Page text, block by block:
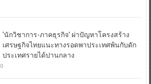
‘นักวิชาการ-ภาคธุรกิจ’ ผ่าปัญหาโครงสร้าง
เศรษฐกิจไทยแนะทางรอดพาประเทศพ้นกับดัก
ประเทศรายได้ปานกลาง
0